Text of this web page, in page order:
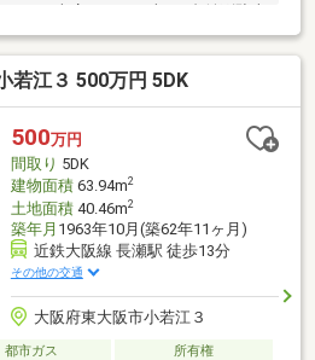
車庫により防犯性とプライバシー
くほど快適に】◆サンディ・グル
ソンまで徒歩1分で急な買い物も安
校まで徒歩6分で子育て環境◎【快
】◆開放的なルーフバルコニー完備
車もスムーズです！まずはお気軽に
若江３ 500万円 5DK
500万円
間取り 5DK
建物面積63.94m2
土地面積40.46m2
築年月 1963年10月(築62年11ヶ月)
近鉄大阪線 長瀬駅 徒歩13分
その他の交通
大阪府東大阪市小若江３
都市ガス
所有権